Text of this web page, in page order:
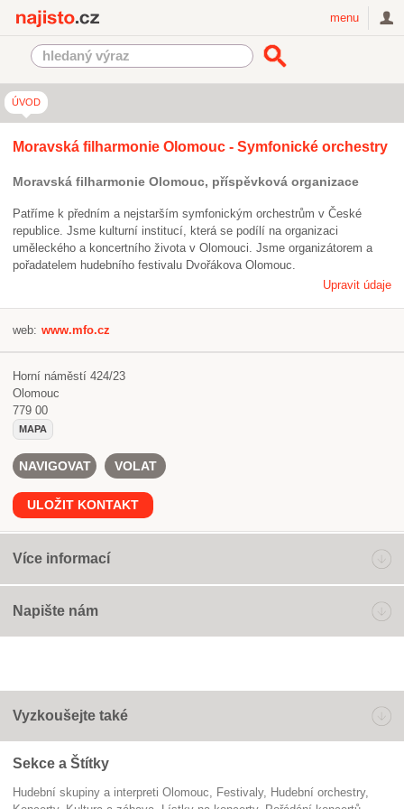
menu
ÚVOD
Moravská filharmonie Olomouc - Symfonické orchestry
Moravská filharmonie Olomouc, příspěvková organizace
Patříme k předním a nejstarším symfonickým orchestrům v České
republice. Jsme kulturní institucí, která se podílí na organizaci
uměleckého a koncertního života v Olomouci. Jsme organizátorem a
pořadatelem hudebního festivalu Dvořákova Olomouc.
Upravit údaje
web: www.mfo.cz
Horní náměstí 424/23
Olomouc
779 00
MAPA
NAVIGOVAT VOLAT
ULOŽIT KONTAKT
Více informací
Napište nám
Vyzkoušejte také
Sekce a Štítky
Hudební skupiny a interpreti Olomouc festivaly
hudební orchestry